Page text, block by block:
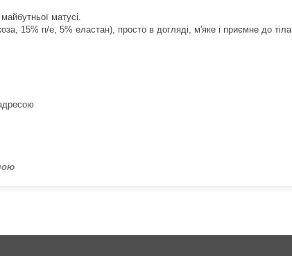
матусі.
15% п/е, 5% еластан), просто в догляді, м'яке і приємне до тіла